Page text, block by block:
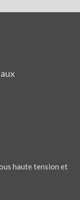
haute tension et